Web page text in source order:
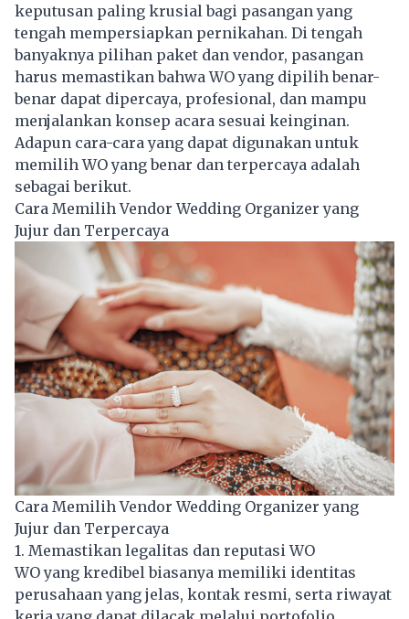
keputusan paling krusial bagi pasangan yang
tengah mempersiapkan pernikahan. Di tengah
banyaknya pilihan paket dan vendor, pasangan
harus memastikan bahwa WO yang dipilih benar-
benar dapat dipercaya, profesional, dan mampu
menjalankan konsep acara sesuai keinginan.
Adapun cara-cara yang dapat digunakan untuk
memilih WO yang benar dan terpercaya adalah
sebagai berikut.
Cara Memilih Vendor Wedding Organizer yang
Jujur dan Terpercaya
Cara Memilih Vendor Wedding Organizer yang
Jujur dan Terpercaya
1. Memastikan legalitas dan reputasi WO
WO yang kredibel biasanya memiliki identitas
perusahaan yang jelas, kontak resmi, serta riwayat